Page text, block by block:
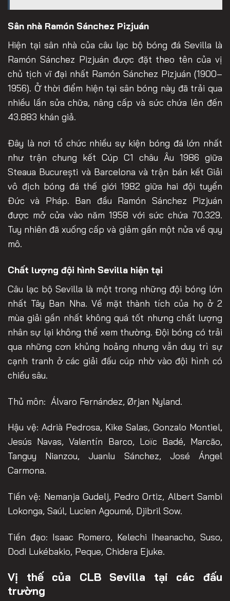
Sân nhà Ramón Sánchez Pizjuán
Hiện tại sân nhà của câu lạc bộ bóng đá Sevilla là
Ramón Sánchez Pizjuán được đặt theo tên của vị
chủ tịch vĩ đại nhất Ramón Sánchez Pizjuán (1900–
1956). Ở thời điểm hiện tại sân bóng này đã trải qua
nhiều lần sửa chữa, nâng cấp và sức chứa lên đến
43.883 khán giả.
Đây là nơi tổ chức nhiều sự kiện bóng đá lớn nhất
như trận chung kết Cúp C1 châu Âu 1986 giữa
Steaua București và Barcelona và trận bán kết Giải
vô địch bóng đá thế giới 1982 giữa hai đội tuyển
Đức và Pháp. Ban đầu Ramón Sánchez Pizjuán
được mở cửa vào năm 1958 với sức chứa 70.329.
Tuy nhiên đã xuống cấp và giảm gần một nửa về quy
mô.
Chất lượng đội hình Sevilla hiện tại
Câu lạc bộ Sevilla là một trong những đội bóng lớn
nhất Tây Ban Nha. Về mặt thành tích của họ ở 2
mùa giải gần nhất không quá tốt nhưng chất lượng
nhân sự lại không thể xem thường. Đội bóng có trải
qua những cơn khủng hoảng nhưng vẫn duy trì sự
cạnh tranh ở các giải đấu cúp nhờ vào đội hình có
chiều sâu.
Thủ môn: Álvaro Fernández, Ørjan Nyland.
Hậu vệ: Adrià Pedrosa, Kike Salas, Gonzalo Montiel,
Jesús Navas, Valentín Barco, Loïc Badé, Marcão,
Tanguy Nianzou, Juanlu Sánchez, José Ángel
Carmona.
Tiền vệ: Nemanja Gudelj, Pedro Ortiz, Albert Sambi
Lokonga, Saúl, Lucien Agoumé, Djibril Sow.
Tiền đạo: Isaac Romero, Kelechi Iheanacho, Suso,
Dodi Lukébakio, Peque, Chidera Ejuke.
Vị thế của CLB Sevilla tại các đấu
trường